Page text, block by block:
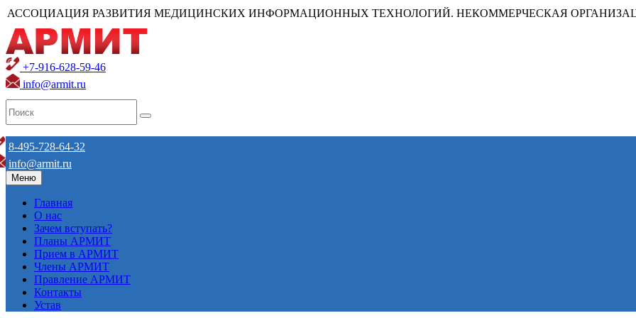
АССОЦИАЦИЯ РАЗВИТИЯ МЕДИЦИНСКИХ ИНФОРМАЦИОННЫХ ТЕХНОЛОГИЙ. НЕКОММЕРЧЕСКАЯ
+7-916-628-59-46
info@armit.ru
8-495-728-64-32
info@armit.ru
Меню
Главная
О нас
Зачем вступать?
Планы АРМИТ
Прием в АРМИТ
Члены АРМИТ
Правление АРМИТ
Контакты
Устав